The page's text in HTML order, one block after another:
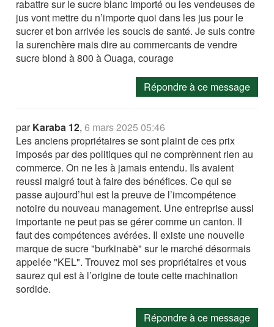
rabattre sur le sucre blanc importé ou les vendeuses de
jus vont mettre du n’importe quoi dans les jus pour le
sucrer et bon arrivée les soucis de santé. Je suis contre
la surenchère mais dire au commercants de vendre
sucre blond à 800 à Ouaga, courage
Répondre à ce message
parKaraba 12,6 mars 2025 05:46
Les anciens propriétaires se sont plaint de ces prix
imposés par des politiques qui ne comprènnent rien au
commerce. On ne les à jamais entendu. Ils avaient
reussi malgré tout à faire des bénéfices. Ce qui se
passe aujourd’hui est la preuve de l’imcompétence
notoire du nouveau management. Une entreprise aussi
importante ne peut pas se gérer comme un canton. Il
faut des compétences avérées. Il existe une nouvelle
marque de sucre "burkinabè" sur le marché désormais
appelée "KEL". Trouvez moi ses propriétaires et vous
saurez qui est à l’origine de toute cette machination
sordide.
Répondre à ce message